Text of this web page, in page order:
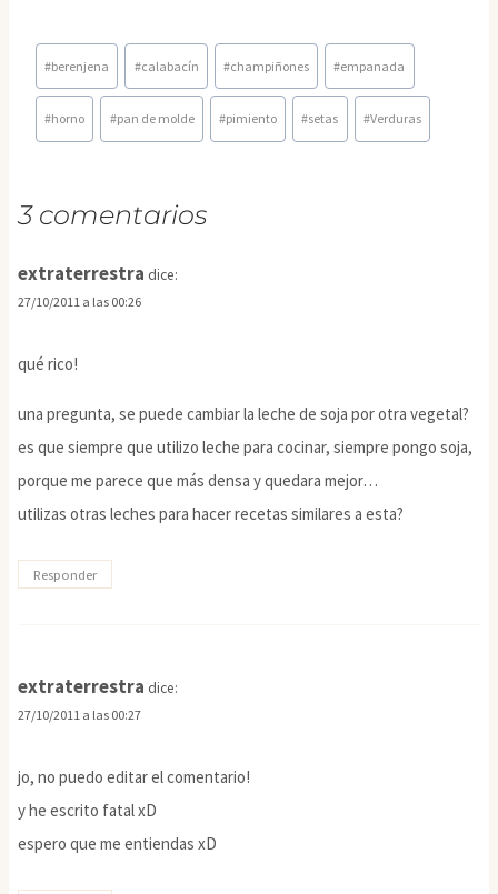
Etiquetas
de
la
#berenjena #calabacín #champiñones #empanada
#horno #pan de molde #pimiento #setas #Verduras
3 comentarios
extraterrestra dice:
27/10/2011 a las 00:26
qué rico!
una pregunta, se puede cambiar la leche de soja por otra vegetal?
es que siempre que utilizo leche para cocinar, siempre pongo soja,
porque me parece que más densa y quedara mejor…
utilizas otras leches para hacer recetas similares a esta?
Responder
extraterrestra dice:
27/10/2011 a las 00:27
jo, no puedo editar el comentario!
y he escrito fatal xD
espero que me entiendas xD